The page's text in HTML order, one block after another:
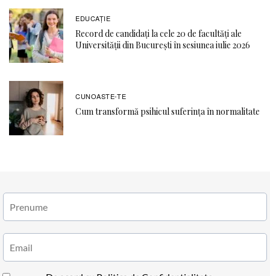
EDUCAŢIE
Record de candidați la cele 20 de facultăți ale
Universității din București în sesiunea iulie 2026
CUNOASTE-TE
Cum transformă psihicul suferința în normalitate